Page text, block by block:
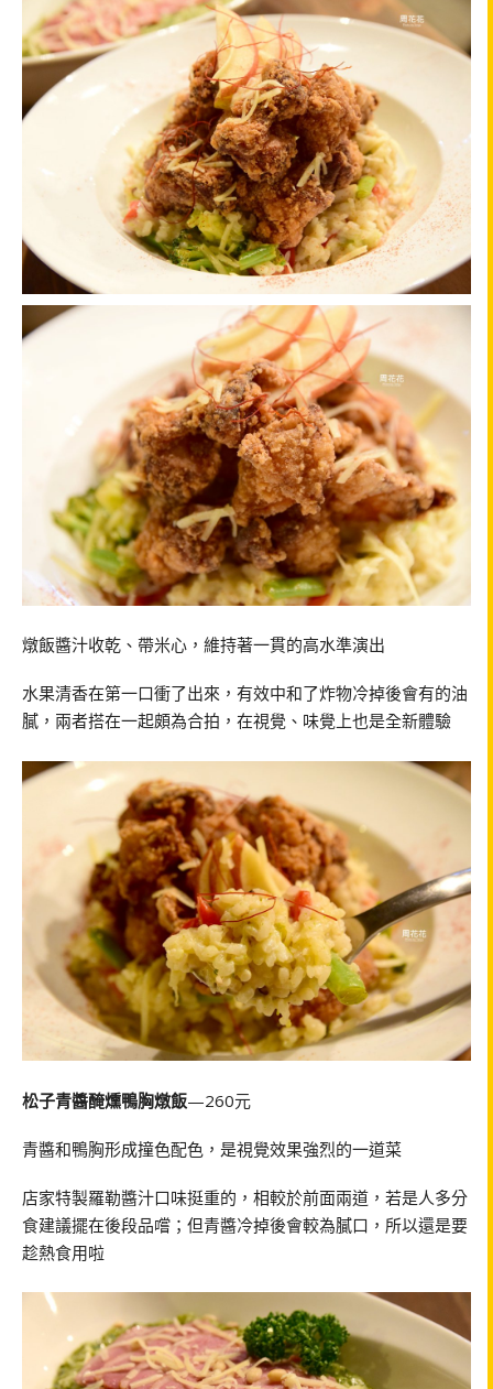
燉飯醬汁收乾、帶米心，維持著一貫的高水準演出
水果清香在第一口衝了出來，有效中和了炸物冷掉後會有的油
膩，兩者搭在一起頗為合拍，在視覺、味覺上也是全新體驗
松子青醬醃燻鴨胸燉飯—260元
青醬和鴨胸形成撞色配色，是視覺效果強烈的一道菜
店家特製羅勒醬汁口味挺重的，相較於前面兩道，若是人多分
食建議擺在後段品嚐；但青醬冷掉後會較為膩口，所以還是要
趁熱食用啦